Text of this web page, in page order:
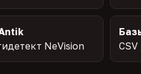
NeVision